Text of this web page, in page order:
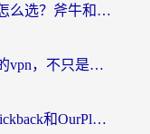
海外回国加速器怎么选？斧牛和海龟哪个好？一篇帮你避开坑的实用指南
从匈牙利回国内的vpn，不只是为了刷剧那么简单
海外党必看：Quickback和OurPlay好用吗？3分钟选对回国加速器，无缝刷剧玩游戏